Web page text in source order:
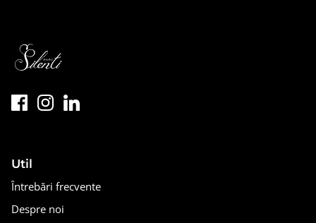
Util
Întrebări frecvente
Despre noi